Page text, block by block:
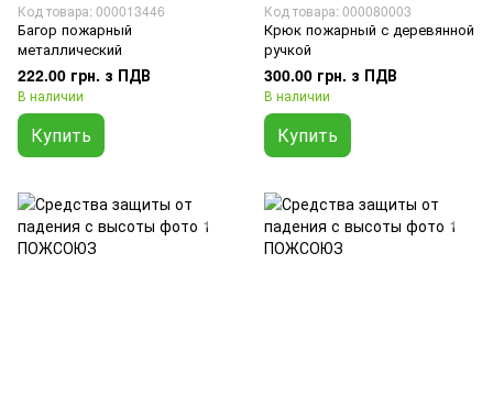
Код товара: 000013446
Багор пожарный
металлический
222.00 грн. з ПДВ
В наличии
Купить
Код товара: 000080003
Крюк пожарный с деревянной
ручкой
300.00 грн. з ПДВ
В наличии
Купить